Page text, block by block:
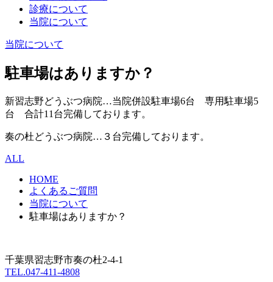
診療について
当院について
当院について
駐車場はありますか？
新習志野どうぶつ病院…当院併設駐車場6台 専用駐車場5
台 合計11台完備しております。
奏の杜どうぶつ病院…３台完備しております。
ALL
HOME
よくあるご質問
当院について
駐車場はありますか？
千葉県習志野市奏の杜2-4-1
TEL.047-411-4808